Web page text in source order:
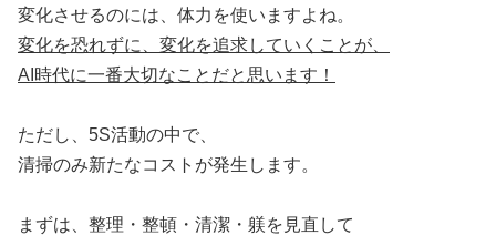
変化させるのには、体力を使いますよね。
変化を恐れずに、変化を追求していくことが、
AI時代に一番大切なことだと思います！
ただし、5S活動の中で、
清掃のみ新たなコストが発生します。
まずは、整理・整頓・清潔・躾を見直して